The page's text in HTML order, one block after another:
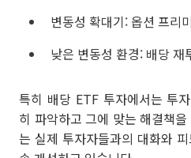
변동성 확대기: 옵션 프리
낮은 변동성 환경: 배당 재
특히 배당 ETF 투자에서는 투
히 파악하고 그에 맞는 해결책
는 실제 투자자들과의 대화와